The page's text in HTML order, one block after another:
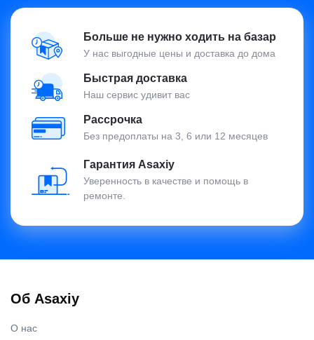
Больше не нужно ходить на базар
У нас выгодные цены и доставка до дома
Быстрая доставка
Наш сервис удивит вас
Рассрочка
Без предоплаты на 3, 6 или 12 месяцев
Гарантия Asaxiy
Уверенность в качестве и помощь в
ремонте.
Об Asaxiy
О нас